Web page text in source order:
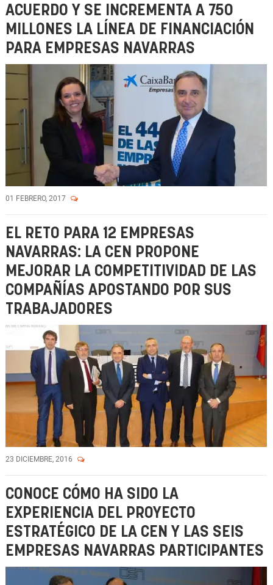
ACUERDO Y SE INCREMENTA A 750
MILLONES LA LÍNEA DE FINANCIACIÓN
PARA EMPRESAS NAVARRAS
01 FEBRERO, 2017
EL RETO PARA 12 EMPRESAS
NAVARRAS: LA CEN PROPONE
MEJORAR LA COMPETITIVIDAD DE LAS
COMPAÑÍAS APOSTANDO POR SUS
TRABAJADORES
23 DICIEMBRE, 2016
CONOCE CÓMO HA SIDO LA
EXPERIENCIA DEL PROYECTO
ESTRATÉGICO DE LA CEN Y LAS SEIS
EMPRESAS NAVARRAS PARTICIPANTES